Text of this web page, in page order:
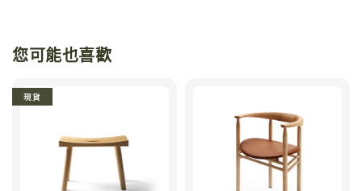
您可能也喜歡
現貨